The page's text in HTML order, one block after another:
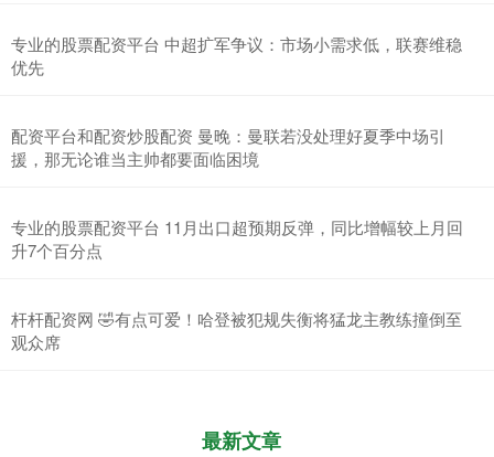
专业的股票配资平台 中超扩军争议：市场小需求低，联赛维稳
优先
配资平台和配资炒股配资 曼晚：曼联若没处理好夏季中场引
援，那无论谁当主帅都要面临困境
专业的股票配资平台 11月出口超预期反弹，同比增幅较上月回
升7个百分点
杆杆配资网 🤣有点可爱！哈登被犯规失衡将猛龙主教练撞倒至
观众席
最新文章